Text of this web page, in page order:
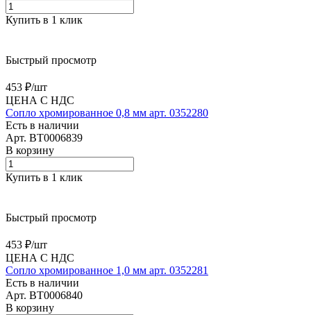
Купить в 1 клик
Быстрый просмотр
453 ₽/шт
ЦЕНА С НДС
Сопло хромированное 0,8 мм арт. 0352280
Есть в наличии
Арт. BT0006839
В корзину
Купить в 1 клик
Быстрый просмотр
453 ₽/шт
ЦЕНА С НДС
Сопло хромированное 1,0 мм арт. 0352281
Есть в наличии
Арт. BT0006840
В корзину